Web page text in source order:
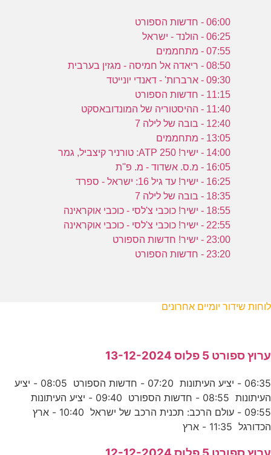
06:00 - חדשות הספורט
06:25 - הולנד - ישראל
07:55 - מתחממים
08:50 - ריאדה אל חמיסה - מגזין בערבית
09:30 - ארברות' - דאנדי יונייטד
11:15 - חדשות הספורט
11:40 - ההיסטוריה של המונדובאסקט
12:40 - בובה של לילה 7
13:05 - מתחממים
14:00 - ישיר! ATP 250: טורניר קיצביל, גמר
16:05 - מ.ס. אשדוד - מ. פ''ת
16:25 - ישיר! עד גיל 16: ישראל - ספרד
18:35 - בובה של לילה 7
18:55 - ישיר! כוכבי צ'לסי - כוכבי אוקראינה
22:55 - ישיר! כוכבי צ'לסי - כוכבי אוקראינה
23:00 - ישיר! חדשות הספורט
23:20 - חדשות הספורט
לוחות שידור יומיים אחרונים
ערוץ ספורט 5 פלוס 13-12-2024
06:35 - יציע העיתונות 07:20 - חדשות הספורט 08:05 - יציע
העיתונות 08:55 - חדשות הספורט 09:40 - יציע העיתונות
09:55 - עולם הרכב: תכנית הרכב של ישראל 10:40 - ארץ
הכדורגל 11:35 - ארץ